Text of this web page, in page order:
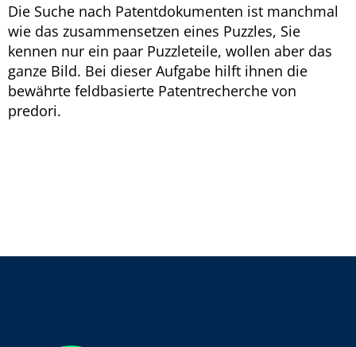
Die Suche nach Patentdokumenten ist manchmal
wie das zusammensetzen eines Puzzles, Sie
kennen nur ein paar Puzzleteile, wollen aber das
ganze Bild. Bei dieser Aufgabe hilft ihnen die
bewährte feldbasierte Patentrecherche von
predori.